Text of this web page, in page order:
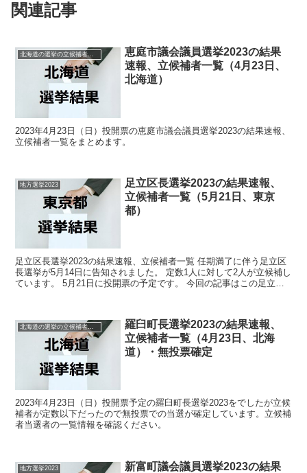
関連記事
北海道の選挙の立候補者と結果速報一覧
恵庭市議会議員選挙2023の結果
速報、立候補者一覧（4月23日、
北海道）
2023年4月23日（日）投開票の恵庭市議会議員選挙2023の結果速報、
立候補者一覧をまとめます。
地方選挙2023
足立区長選挙2023の結果速報、
立候補者一覧（5月21日、東京
都）
足立区長選挙2023の結果速報、立候補者一覧 任期満了に伴う足立区
長選挙が5月14日に告知されました。 定数1人に対して2人が立候補し
ています。 5月21日に投開票の予定です。 今回の記事はこの足立区
北海道の選挙の立候補者と結果速報一覧
羅臼町長選挙2023の結果速報、
立候補者一覧（4月23日、北海
道）・無投票確定
2023年4月23日（日）投開票予定の羅臼町長選挙2023をでしたが立候
補者が定数以下だったので無投票での当選が確定しています。立候補
者当選者の一覧情報を確認ください。
地方選挙2023
新富町議会議員選挙2023の結果